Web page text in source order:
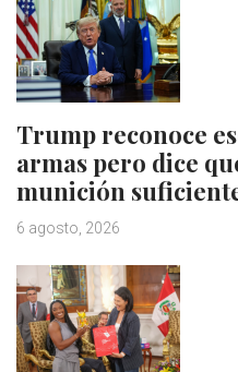
Trump reconoce
armas pero dice
munición
6 agosto, 2026